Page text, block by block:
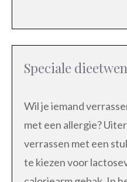
Speciale
Wil je iemand
met een allergie?
verrassen met een
te kiezen voor